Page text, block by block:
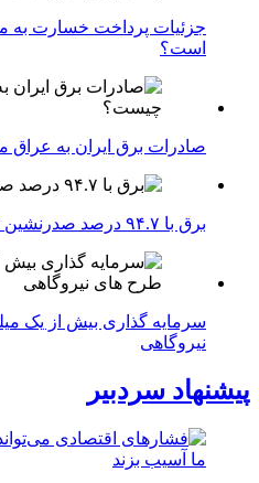
جزئیات پرداخت خسارت به
است؟
صادرات برق ایران به
برق با ۹۴.۷ درصد صدرنشین تورم تابستانی!
سرمایه گذاری بیش از یک
نیروگاهی
پیشنهاد سردبیر